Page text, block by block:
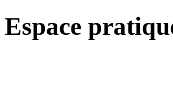
Espace